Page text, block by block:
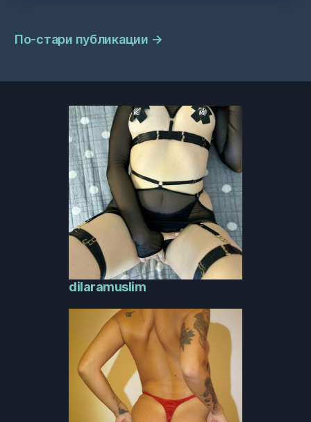
Навигация
публикациите
По-стари публикации →
dilaramuslim